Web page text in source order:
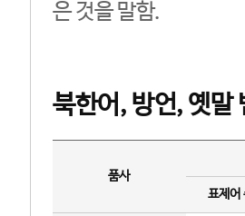
은 것을 말함.
북한어, 방언, 옛말
품사
표제어